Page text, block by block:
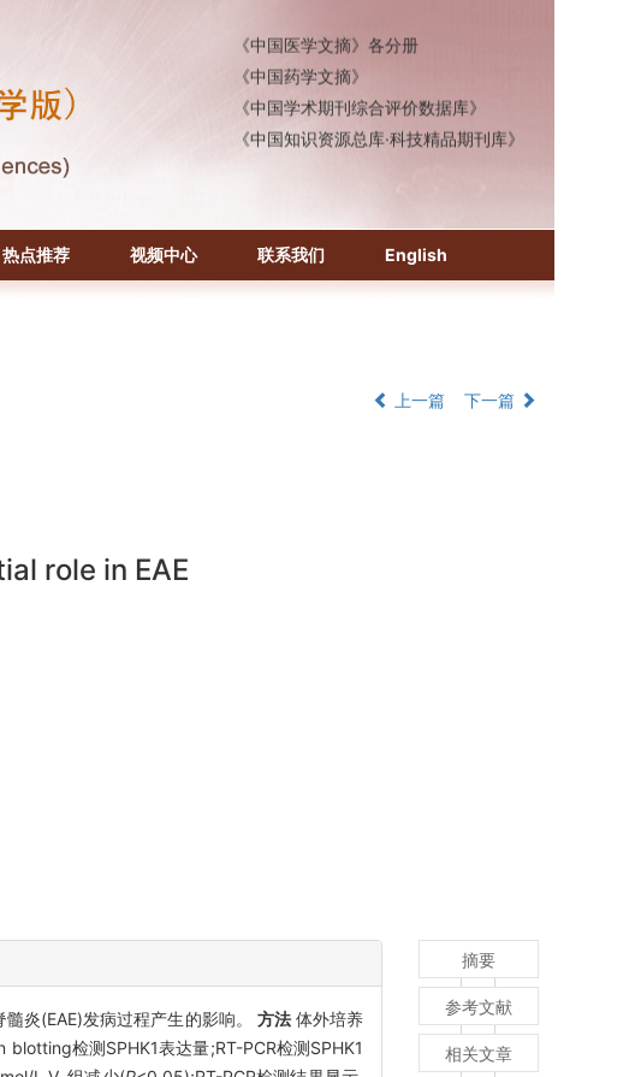
《中国药学文摘》
《中国学术期刊综合评价数据库》
《中国知识资源总库·科技精品期刊库》
热点推荐 视频中心 联系我们 English
上一篇 下一篇
role in EAE
炎(EAE)发病过程产生的影响。 方法体外培养
blotting检测SPHK1表达量;RT-PCR检测SPHK1
摘要
参考文献
相关文章